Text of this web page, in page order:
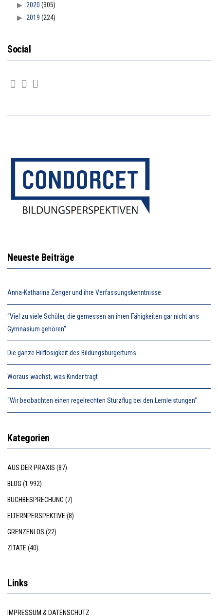
2020 (305)
2019 (224)
Social
Neueste Beiträge
Anna-Katharina Zenger und ihre Verfassungskenntnisse
“Viel zu viele Schüler, die gemessen an ihren Fähigkeiten gar nicht ans
Gymnasium gehören”
Die ganze Hilflosigkeit des Bildungsbürgertums
Woraus wächst, was Kinder trägt
“Wir beobachten einen regelrechten Sturzflug bei den Lernleistungen”
Kategorien
AUS DER PRAXIS (87)
BLOG (1.992)
BUCHBESPRECHUNG (7)
ELTERNPERSPEKTIVE (8)
GRENZENLOS (22)
ZITATE (40)
Links
IMPRESSUM & DATENSCHUTZ